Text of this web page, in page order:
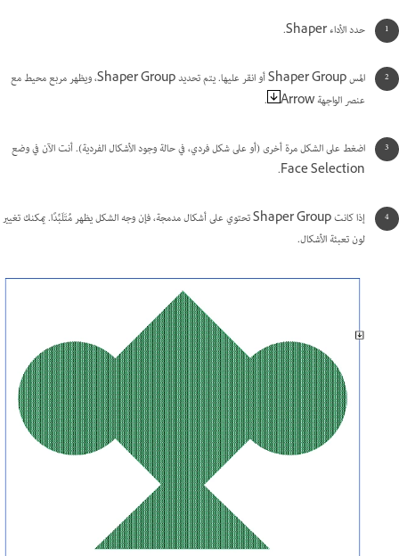
حدد الأداء Shaper.
المس Shaper Group أو انقر عليها. يتم تحديد Shaper Group، ويظهر مربع محيط مع
عنصر الواجهة Arrow
.
اضغط على الشكل مرة أخرى (أو على شكل فردي، في حالة وجود الأشكال الفردية). أنت الآن في وضع
Face Selection.
إذا كانت Shaper Group تحتوي على أشكال مدمجة، فإن وجه الشكل يظهر مُتَلَبِّدًا. يمكنك تغيير
لون تعبئة الأشكال.